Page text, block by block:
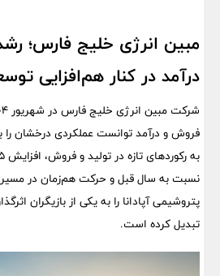
مبین انرژی خلیج فارس؛
درآمد در کنار هم‌افزایی
فروش و درآمد توانست عملکردی درخشان را
نسبت به سال قبل و حرکت هم‌زمان در
پتروشیمی آپادانا را به یکی از بازیگران
تبدیل کرده است.